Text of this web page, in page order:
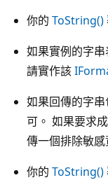
你的 ToString()
如果實例的字
請實作該
如果回傳的字
可。 如果要求
傳一個排除敏感
你的 ToString()